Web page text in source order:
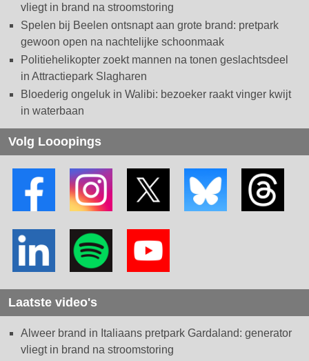
vliegt in brand na stroomstoring
Spelen bij Beelen ontsnapt aan grote brand: pretpark
gewoon open na nachtelijke schoonmaak
Politiehelikopter zoekt mannen na tonen geslachtsdeel
in Attractiepark Slagharen
Bloederig ongeluk in Walibi: bezoeker raakt vinger kwijt
in waterbaan
Volg Looopings
Laatste video's
Alweer brand in Italiaans pretpark Gardaland: generator
vliegt in brand na stroomstoring